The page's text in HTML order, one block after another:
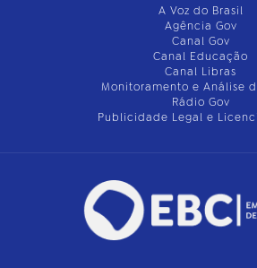
A Voz do Brasil
Agência Gov
Canal Gov
Canal Educação
Canal Libras
Monitoramento e Análise
Rádio Gov
Publicidade Legal e